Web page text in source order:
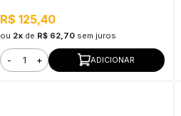
R$ 125,40
ou 2x de R$ 62,70 sem juros
- + ADICIONAR